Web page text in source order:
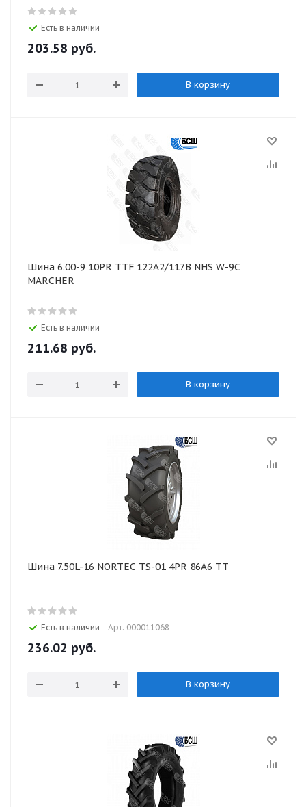
Есть в наличии
203.58 руб.
В корзину
Шина 6.00-9 10PR TTF 122A2/117B NHS W-9C
MARCHER
Есть в наличии
211.68 руб.
В корзину
Шина 7.50L-16 NORTEC TS-01 4PR 86А6 TT
Есть в наличии Арт: 000011068
236.02 руб.
В корзину